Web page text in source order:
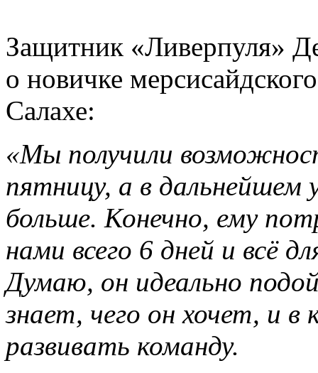
Защитник «Ливерпуля»
о новичке
Салахе:
«Мы получили
пятницу, а в дальнейшем
больше. Конечно, ему
нами всего 6 дней и всё
Думаю, он идеально
знает, чего он хочет, и в
развивать команду.